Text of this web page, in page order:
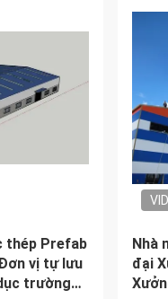
Tòa nhà
tùy chỉnh
loại